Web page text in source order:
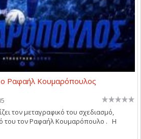
Ραφαήλ Κουμαρόπουλος
τον μεταγραφικό του σχεδιασμό,
του τον Ραφαήλ Κουμαρόπουλο . Η